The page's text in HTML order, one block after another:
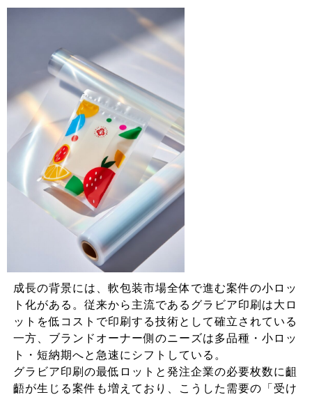
成長の背景には、軟包装市場全体で進む案件の小ロッ
ト化がある。従来から主流であるグラビア印刷は大ロ
ットを低コストで印刷する技術として確立されている
一方、ブランドオーナー側のニーズは多品種・小ロッ
ト・短納期へと急速にシフトしている。
グラビア印刷の最低ロットと発注企業の必要枚数に齟
齬が生じる案件も増えており、こうした需要の「受け